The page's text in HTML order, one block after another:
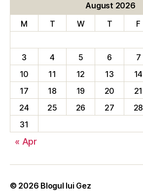
August 2026
M
T W T F
3
4 5 6 7
10
11 12 13 14
17
18 19 20 21
24
25 26 27 28
31
« Apr
© 2026 Blogul lui Gez